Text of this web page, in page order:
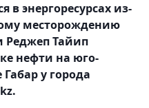
в энергоресурсах из-
месторождению
Реджеп Тайип
нефти на юго-
у города